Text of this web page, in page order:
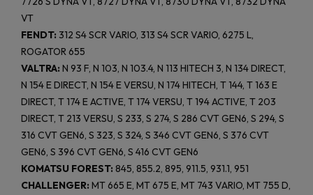
VT
FENDT: 312 S4 SCR VARIO, 313 S4 SCR VARIO, 6275 L,
ROGATOR 655
VALTRA: N 93 F, N 103, N 103.4, N 113 HITECH 3, N 134 DIRECT,
N 154 E DIRECT, N 154 E VERSU, N 174 HITECH, T 144, T 163 E
DIRECT, T 174 E ACTIVE, T 174 VERSU, T 194 ACTIVE, T 203
DIRECT, T 213 VERSU, S 233, S 274, S 286 CVT GEN6, S 294, S
316 CVT GEN6, S 323, S 324, S 346 CVT GEN6, S 376 CVT
GEN6, S 396 CVT GEN6, S 416 CVT GEN6
KOMATSU FOREST: 845, 855.2, 895, 911.5, 931.1, 951
CHALLENGER: MT 665 E, MT 675 E, MT 743 VARIO, MT 755 D,